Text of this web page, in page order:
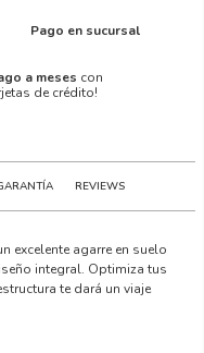
Pago en sucursal
a meses con
de crédito!
REVIEWS
excelente agarre en suelo
integral. Optimiza tus
te dará un viaje